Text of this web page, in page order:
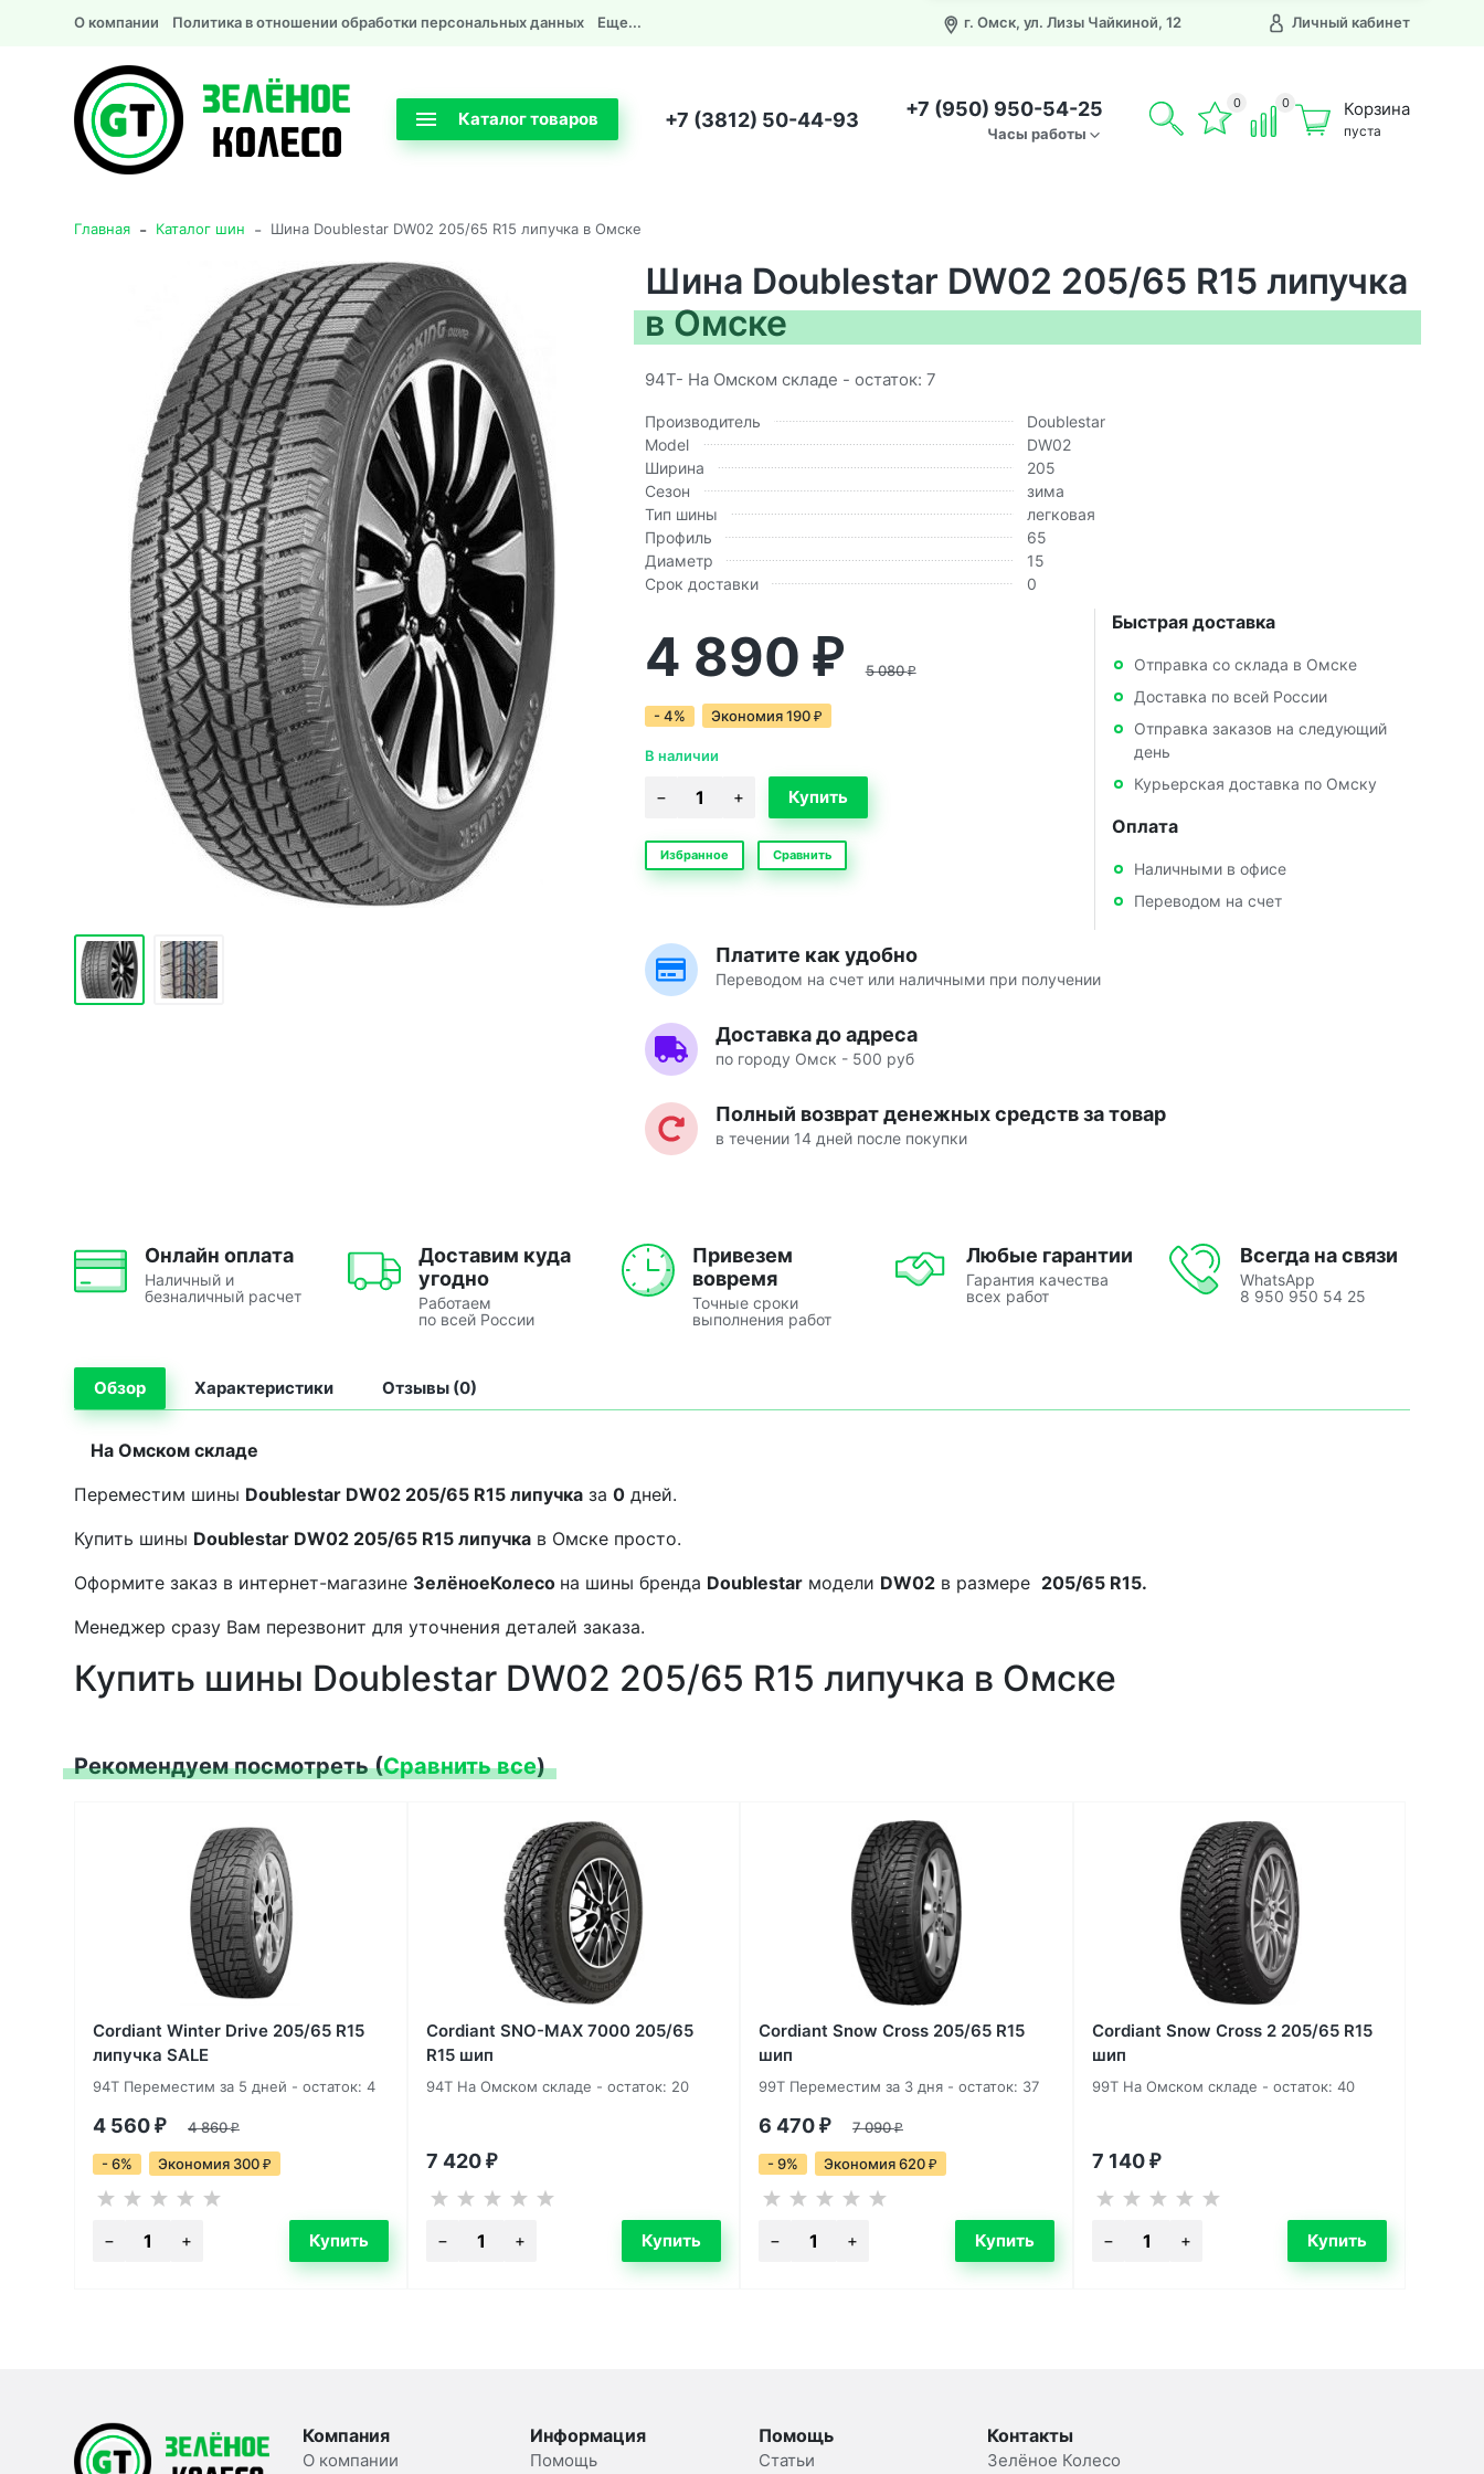
О компании Политика в отношении обработки персональных данных Еще... г. Омск, ул. Лизы Чайкиной, 12 Личный кабинет
Каталог товаров +7 (3812) 50-44-93 +7 (950) 950-54-25
Часы работы
0 0 Корзина
пуста
Главная - Каталог шин - Шина Doublestar DW02 205/65 R15 липучка в Омске
Шина Doublestar DW02 205/65 R15 липучка
в Омске
94T- На Омском складе - остаток: 7
Производитель
Doublestar
Model
DW02
Ширина
205
Сезон
зима
Тип шины
легковая
Профиль
65
Диаметр
15
Срок доставки
0
4 890 ₽ 5 080₽
- 4% Экономия190 ₽
В наличии
Избранное Сравнить
Быстрая доставка
Отправка со склада в Омске
Доставка по всей России
Отправка заказов на следующий
день
Курьерская доставка по Омску
Оплата
Наличными в офисе
Переводом на счет
Платите как удобно
Переводом на счет или наличными при получении
Доставка до адреса
по городу Омск - 500 руб
Полный возврат денежных средств за товар
в течении 14 дней после покупки
Онлайн оплата
Наличный и
безналичный расчет
Доставим куда
угодно
Работаем
по всей России
Привезем
вовремя
Точные сроки
выполнения работ
Любые гарантии
Гарантия качества
всех работ
Всегда на связи
WhatsApp
8 950 950 54 25
Обзор Характеристики Отзывы (0)
На Омском складе
Переместим шины Doublestar DW02 205/65 R15 липучка за 0 дней.
Купить шины Doublestar DW02 205/65 R15 липучка в Омске просто.
Оформите заказ в интернет-магазине ЗелёноеКолесо на шины бренда Doublestar модели DW02 в размере 205/65 R15.
Менеджер сразу Вам перезвонит для уточнения деталей заказа.
Купить шины Doublestar DW02 205/65 R15 липучка в Омске
Рекомендуем посмотреть (Сравнить все)
Cordiant Winter Drive 205/65 R15
липучка SALE
94T Переместим за 5 дней - остаток: 4
4 560 ₽ 4 860₽
- 6% Экономия 300 ₽
Cordiant SNO-MAX 7000 205/65
R15 шип
94T На Омском складе - остаток: 20
7 420 ₽
Cordiant Snow Cross 205/65 R15
шип
99T Переместим за 3 дня - остаток: 37
6 470 ₽ 7 090₽
- 9% Экономия 620 ₽
Cordiant Snow Cross 2 205/65 R15
шип
99T На Омском складе - остаток: 40
7 140 ₽
Компания
О компании
Информация
Помощь
Помощь
Статьи
Контакты
Зелёное Колесо